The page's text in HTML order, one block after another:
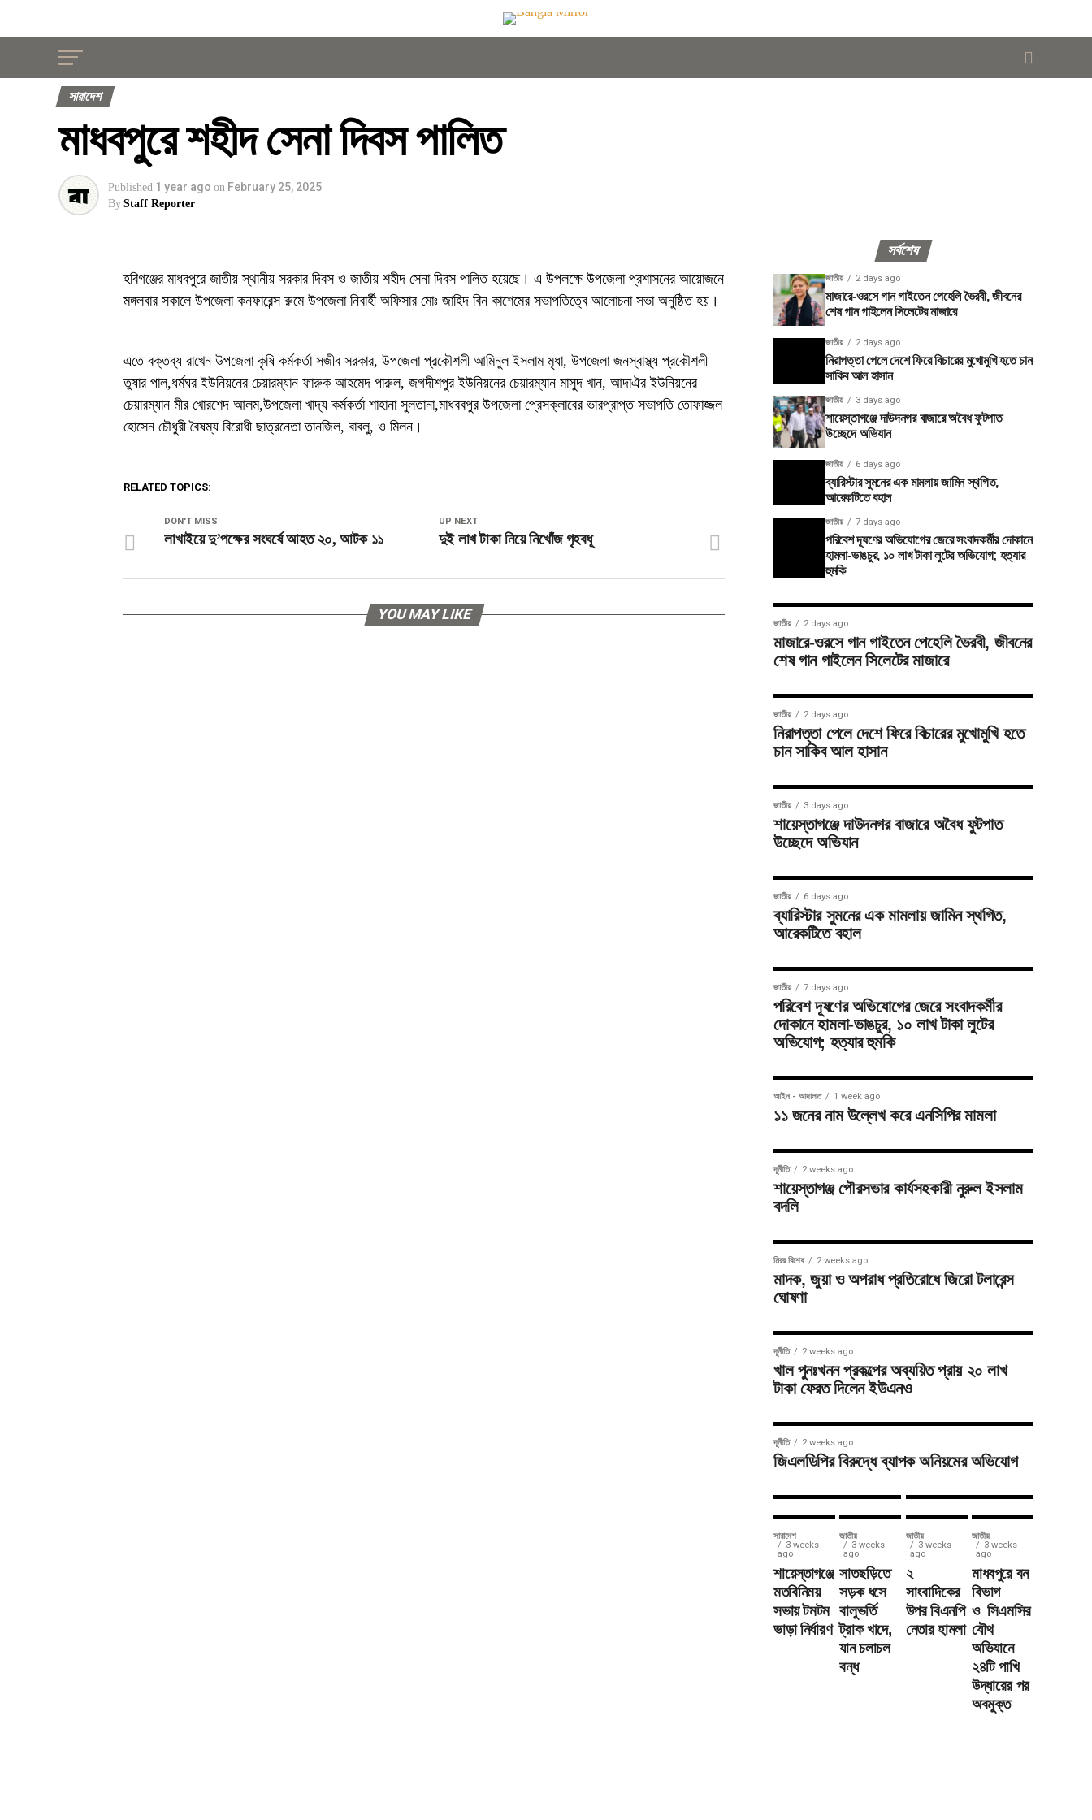
সারাদেশ
মাধবপুরে শহীদ সেনা দিবস পালিত
Published 1 year ago on February 25, 2025
By Staff Reporter
হবিগঞ্জের মাধবপুরে জাতীয় স্থানীয় সরকার দিবস ও জাতীয় শহীদ সেনা দিবস পালিত হয়েছে। এ উপলক্ষে উপজেলা প্রশাসনের আয়োজনে
মঙ্গলবার সকালে উপজেলা কনফারেন্স রুমে উপজেলা নিবার্হী অফিসার মোঃ জাহিদ বিন কাশেমের সভাপতিত্বে আলোচনা সভা অনুষ্ঠিত হয়।
এতে বক্তব্য রাখেন উপজেলা কৃষি কর্মকর্তা সজীব সরকার, উপজেলা প্রকৌশলী আমিনুল ইসলাম মৃধা, উপজেলা জনস্বাস্থ্য প্রকৌশলী
তুষার পাল,ধর্মঘর ইউনিয়নের চেয়ারম্যান ফারুক আহমেদ পারুল, জগদীশপুর ইউনিয়নের চেয়ারম্যান মাসুদ খান, আদাঐর ইউনিয়নের
চেয়ারম্যান মীর খোরশেদ আলম,উপজেলা খাদ্য কর্মকর্তা শাহানা সুলতানা,মাধববপুর উপজেলা প্রেসক্লাবের ভারপ্রাপ্ত সভাপতি তোফাজ্জল
হোসেন চৌধুরী বৈষম্য বিরোধী ছাত্রনেতা তানজিল, বাবলু, ও মিলন।
RELATED TOPICS:
UP NEXT
দুই লাখ টাকা নিয়ে নিখোঁজ গৃহবধূ
DON'T MISS
লাখাইয়ে দু’পক্ষের সংঘর্ষে আহত ২০, আটক ১১
YOU MAY LIKE
সর্বশেষ
জাতীয় 2 days ago
মাজারে-ওরসে গান গাইতেন পেহেলি ভৈরবী, জীবনের
শেষ গান গাইলেন সিলেটের মাজারে
জাতীয় 2 days ago
নিরাপত্তা পেলে দেশে ফিরে বিচারের মুখোমুখি হতে চান
সাকিব আল হাসান
জাতীয় 3 days ago
শায়েস্তাগঞ্জে দাউদনগর বাজারে অবৈধ ফুটপাত
উচ্ছেদে অভিযান
জাতীয় 6 days ago
ব্যারিস্টার সুমনের এক মামলায় জামিন স্থগিত,
আরেকটিতে বহাল
জাতীয় 7 days ago
পরিবেশ দূষণের অভিযোগের জেরে সংবাদকর্মীর দোকানে
হামলা-ভাঙচুর, ১০ লাখ টাকা লুটের অভিযোগ; হত্যার
হুমকি
জাতীয় 2 days ago
মাজারে-ওরসে গান গাইতেন পেহেলি ভৈরবী, জীবনের
শেষ গান গাইলেন সিলেটের মাজারে
জাতীয় 2 days ago
নিরাপত্তা পেলে দেশে ফিরে বিচারের মুখোমুখি হতে
চান সাকিব আল হাসান
জাতীয় 3 days ago
শায়েস্তাগঞ্জে দাউদনগর বাজারে অবৈধ ফুটপাত
উচ্ছেদে অভিযান
জাতীয় 6 days ago
ব্যারিস্টার সুমনের এক মামলায় জামিন স্থগিত,
আরেকটিতে বহাল
জাতীয় 7 days ago
পরিবেশ দূষণের অভিযোগের জেরে সংবাদকর্মীর
দোকানে হামলা-ভাঙচুর, ১০ লাখ টাকা লুটের
অভিযোগ; হত্যার হুমকি
আইন - আদালত 1 week ago
১১ জনের নাম উল্লেখ করে এনসিপির মামলা
দূর্নীতি 2 weeks ago
শায়েস্তাগঞ্জ পৌরসভার কার্যসহকারী নুরুল ইসলাম
বদলি
মিরর বিশেষ 2 weeks ago
মাদক, জুয়া ও অপরাধ প্রতিরোধে জিরো টলারেন্স
ঘোষণা
দূর্নীতি 2 weeks ago
খাল পুনঃখনন প্রকল্পের অব্যয়িত প্রায় ২০ লাখ
টাকা ফেরত দিলেন ইউএনও
দূর্নীতি 2 weeks ago
জিএলডিপির বিরুদ্ধে ব্যাপক অনিয়মের অভিযোগ
মিরর বিশেষ 3 weeks ago
বিএনপি
নেতার নামে
সাংবাদিকের
মামলা
আদালত
থেকে
ফেরার পর
প্রতিপক্ষের
আহত ৪
সারাদেশ
3 weeks
ago
শায়েস্তাগঞ্জে
মতবিনিময়
সভায় টমটম
ভাড়া নির্ধারণ
জাতীয়
3 weeks
ago
সাতছড়িতে
সড়ক ধসে
বালুভর্তি
ট্রাক খাদে,
যান চলাচল
বন্ধ
জাতীয়
3 weeks
ago
২
সাংবাদিকের
উপর বিএনপি
নেতার হামলা
জাতীয়
3 weeks
ago
মাধবপুরে বন
বিভাগ
ও সিএমসির
যৌথ
অভিযানে
২৪টি পাখি
উদ্ধারের পর
অবমুক্ত